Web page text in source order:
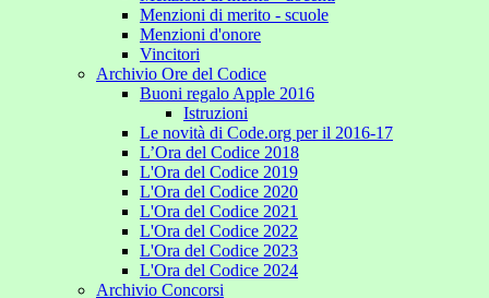
Menzioni di merito - scuole
Menzioni d'onore
Vincitori
Archivio Ore del Codice
Buoni regalo Apple 2016
Istruzioni
Le novità di Code.org per il 2016-17
L’Ora del Codice 2018
L'Ora del Codice 2019
L'Ora del Codice 2020
L'Ora del Codice 2021
L'Ora del Codice 2022
L'Ora del Codice 2023
L'Ora del Codice 2024
Archivio Concorsi